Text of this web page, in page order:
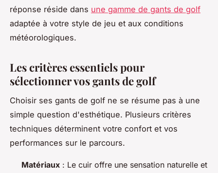
réponse réside dans une gamme de gants de golf
adaptée à votre style de jeu et aux conditions
météorologiques.
Les critères essentiels pour
sélectionner vos gants de golf
Choisir ses gants de golf ne se résume pas à une
simple question d'esthétique. Plusieurs critères
techniques déterminent votre confort et vos
performances sur le parcours.
Matériaux : Le cuir offre une sensation naturelle et